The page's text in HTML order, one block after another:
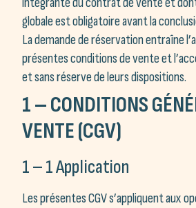
globale est obligatoire avant la
La demande de réservation entraîne
présentes conditions de vente et
et sans réserve de leurs dispositions.
1 – CONDITIONS
VENTE (CGV)
1 – 1 Application
Les présentes CGV s’appliquent aux